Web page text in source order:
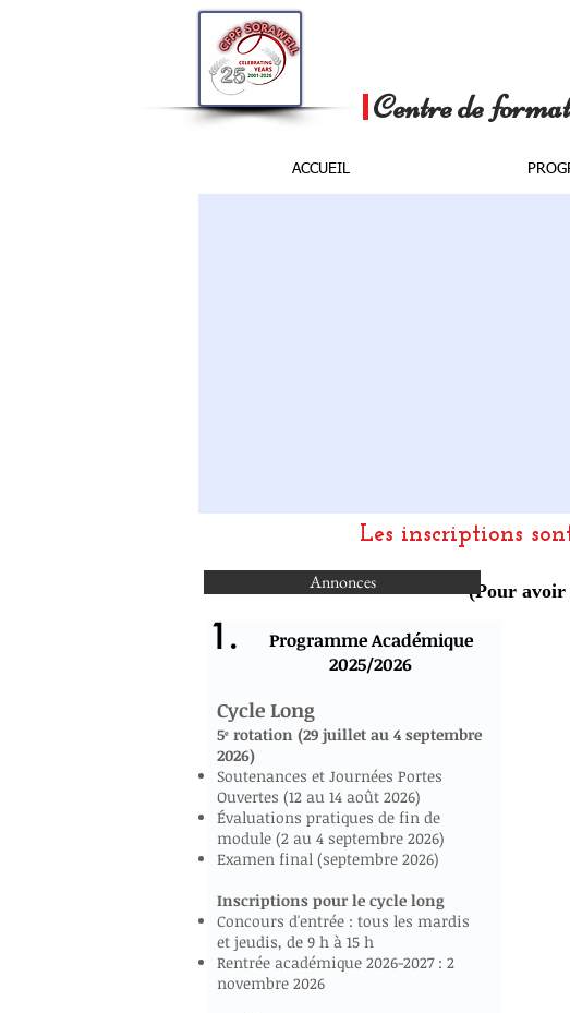
Centre de
ACCUEIL
Les inscriptions
(Pour avoir
Annonces
Programme Académique
2025/2026
Cycle Long
5ᵉ rotation (29 juillet au 4 septembre
2026)
Soutenances et Journées Portes
Ouvertes (12 au 14 août 2026)
Évaluations pratiques de fin de
module (2 au 4 septembre 2026)
Examen final (septembre 2026)
Inscriptions pour le cycle long
Concours d'entrée : tous les mardis
et jeudis, de 9 h à 15 h
Rentrée académique 2026-2027 : 2
novembre 2026
1.